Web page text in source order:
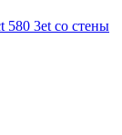
580 3et со стены